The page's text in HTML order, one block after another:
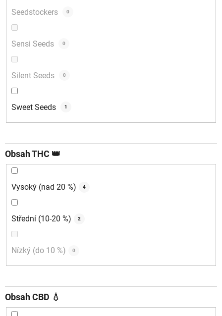
Seedstockers 0
Sensi Seeds 0
Silent Seeds 0
Sweet Seeds 1
Obsah THC 👑
Vysoký (nad 20 %) 4
Střední (10-20 %) 2
Nízký (do 10 %) 0
Obsah CBD 💧